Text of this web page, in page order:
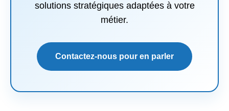
solutions stratégiques adaptées à votre
métier.
Contactez-nous pour en parler